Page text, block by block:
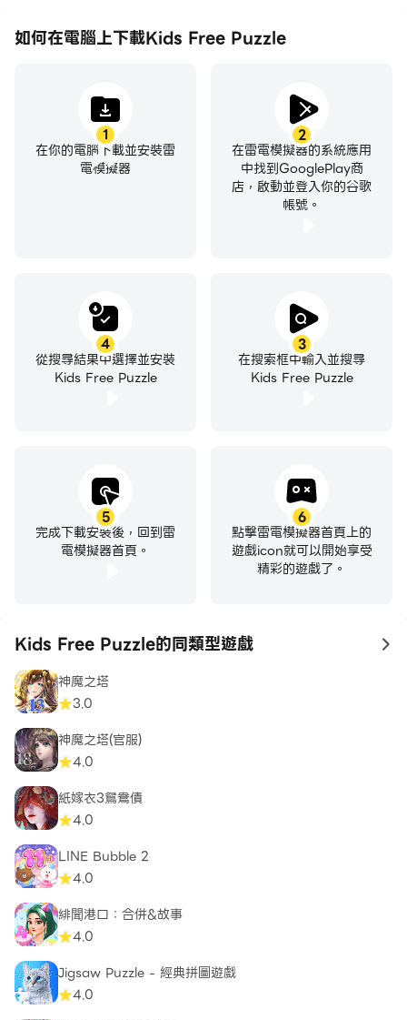
如何在電腦上下載Kids Free Puzzle
1
在你的電腦下載並安裝雷
電模擬器
2
在雷電模擬器的系統應用
中找到GooglePlay商
店，啟動並登入你的谷歌
帳號。
3
在搜索框中輸入並搜尋
Kids Free Puzzle
4
從搜尋結果中選擇並安裝
Kids Free Puzzle
5
完成下載安裝後，回到雷
電模擬器首頁。
6
點擊雷電模擬器首頁上的
遊戲icon就可以開始享受
精彩的遊戲了。
Kids Free Puzzle的同類型遊戲 to
神魔之塔
3.0
神魔之塔(官服)
4.0
紙嫁衣3鴛鴦債
4.0
LINE Bubble 2
4.0
緋聞港口：合併&故事
4.0
Jigsaw Puzzle - 經典拼圖遊戲
4.0